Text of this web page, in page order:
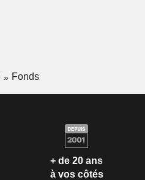
Fonds
+ de 20 ans
à vos côtés